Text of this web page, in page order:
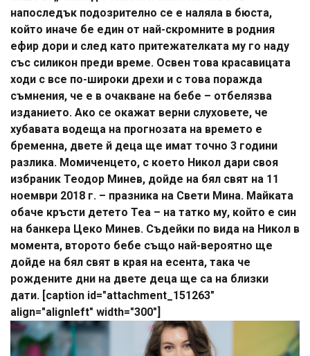
напоследък подозрително се е наляла в бюста,
който иначе бе един от най-скромните в родния
ефир дори и след като притежателката му го наду
със силикон преди време. Освен това красавицата
ходи с все по-широки дрехи и с това поражда
съмнения, че е в очакване на бебе – отбелязва
изданието. Ако се окажат верни слуховете, че
хубавата водеща на прогнозата на времето е
бременна, двете й деца ще имат точно 3 години
разлика. Момиченцето, с което Никол дари своя
избраник Теодор Минев, дойде на бял свят на 11
ноември 2018 г. – празника на Свети Мина. Майката
обаче кръсти детето Теа – на татко му, който е син
на банкера Цеко Минев. Съдейки по вида на Никол в
момента, второто бебе също най-вероятно ще
дойде на бял свят в края на есента, така че
рождените дни на двете деца ще са на близки
дати. [caption id="attachment_151263"
align="alignleft" width="300"]